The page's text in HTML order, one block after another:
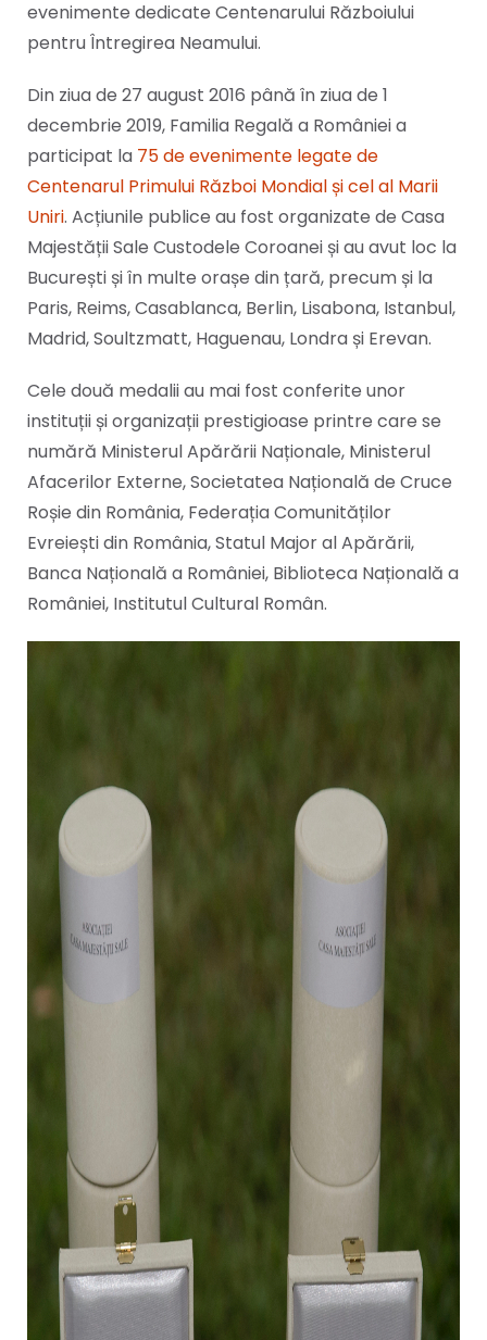
evenimente dedicate Centenarului Războiului
pentru Întregirea Neamului.
Din ziua de 27 august 2016 până în ziua de 1
decembrie 2019, Familia Regală a României a
participat la 75 de evenimente legate de
Centenarul Primului Război Mondial și cel al Marii
Uniri. Acțiunile publice au fost organizate de Casa
Majestății Sale Custodele Coroanei și au avut loc la
București și în multe orașe din țară, precum și la
Paris, Reims, Casablanca, Berlin, Lisabona, Istanbul,
Madrid, Soultzmatt, Haguenau, Londra și Erevan.
Cele două medalii au mai fost conferite unor
instituții și organizații prestigioase printre care se
numără Ministerul Apărării Naționale, Ministerul
Afacerilor Externe, Societatea Națională de Cruce
Roșie din România, Federația Comunităților
Evreiești din România, Statul Major al Apărării,
Banca Națională a României, Biblioteca Națională a
României, Institutul Cultural Român.